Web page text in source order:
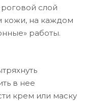
слой
кожи, на каждом
работы.
в нее
крем или маску